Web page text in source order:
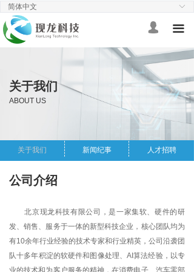
끀
首页
3D相机
ꁕ 效果展示
汽车轮毂
ꁕ 半导体检测
技术支持
ꁕ 视频指南
넙
ꀅ
简体中文
关于我们
ABOUT US
北京现龙科技有限公司，是一家集软、硬件的研
发、销售、服务于一体的新型科技企业，核心团队均为
有10余年行业经验的技术专家和行业精英，公司沿袭团
队十多年积淀的软硬件和图像处理、AI算法经验，以专
业的技术和为客户服务的精神，在消费电子、汽车零部
公司介绍
关于我们 新闻纪事 人才招聘